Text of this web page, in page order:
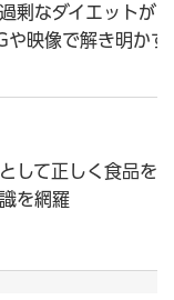
剰なダイエットが
や映像で解き明かす
して正しく食品を
を網羅